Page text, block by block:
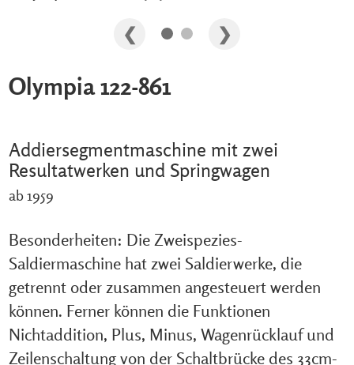
Olympia 122-861
Addiersegmentmaschine mit zwei
Resultatwerken und Springwagen
ab 1959
Besonderheiten: Die Zweispezies-
Saldiermaschine hat zwei Saldierwerke, die
getrennt oder zusammen angesteuert werden
können. Ferner können die Funktionen
Nichtaddition, Plus, Minus, Wagenrücklauf und
Zeilenschaltung von der Schaltbrücke des 33cm-